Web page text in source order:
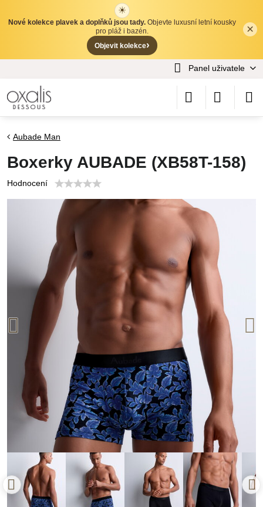
✕
×
☀
Nové kolekce plavek a doplňků jsou tady. Objevte luxusní letní kousky
pro pláž i bazén.
Objevit kolekce›
Panel uživatele
Aubade Man
Boxerky AUBADE (XB58T-158)
Hodnocení